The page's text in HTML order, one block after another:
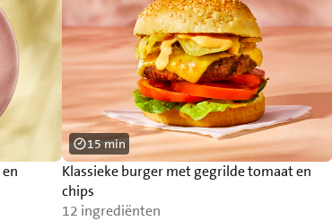
Klassieke burger met gegrilde tomaat en
chips
12 ingrediënten
15 min